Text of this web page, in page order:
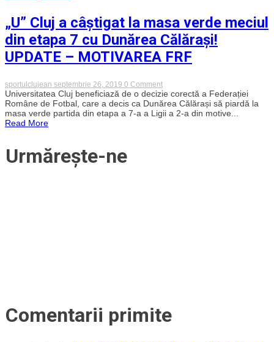
„U” Cluj a câștigat la masa verde meciul
din etapa 7 cu Dunărea Călărași!
UPDATE – MOTIVAREA FRF
sportulclujean septembrie 26, 2019 0 Commenton
„U”
Cluj
a
câștigat
Universitatea Cluj beneficiază de o decizie corectă a Federației
Române de Fotbal, care a decis ca Dunărea Călărași să piardă la
masa verde partida din etapa a 7-a a Ligii a 2-a din motive...
Read More
Urmărește-ne
Comentarii primite